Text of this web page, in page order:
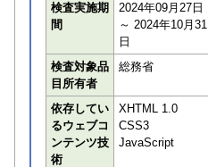
検査実施期
間
2024年09月27日
～ 2024年10月31
日
検査対象品
目所有者
総務省
依存してい
るウェブコ
ンテンツ技
術
XHTML 1.0
CSS3
JavaScript